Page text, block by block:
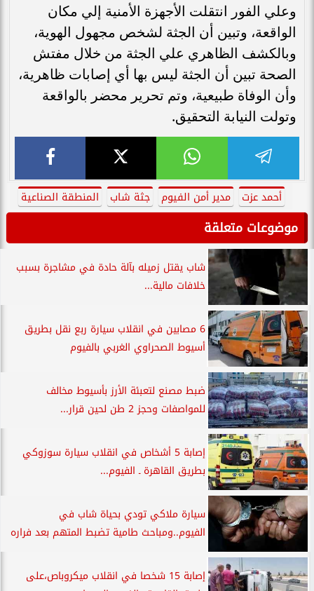
وعلي الفور انتقلت الأجهزة الأمنية إلي مكان
الواقعة، وتبين أن الجثة لشخص مجهول الهوية،
وبالكشف الظاهري علي الجثة من خلال مفتش
الصحة تبين أن الجثة ليس بها أي إصابات ظاهرية،
وأن الوفاة طبيعية، وتم تحرير محضر بالواقعة
وتولت النيابة التحقيق.
أحمد عزت مدير أمن الفيوم جثة شاب المنطقة الصناعية
موضوعات متعلقة
شاب يقتل زميله بآلة حادة في مشاجرة بسبب
خلافات مالية...
6 مصابين في انقلاب سيارة ربع نقل بطريق
أسيوط الصحراوي الغربي بالفيوم
ضبط مصنع لتعبئة الأرز بأسيوط مخالف
للمواصفات وحجز 2 طن لحين قرار...
إصابة 5 أشخاص في انقلاب سيارة سوزوكي
بطريق القاهرة ـ الفيوم...
سيارة ملاكي تودي بحياة شاب في
الفيوم..ومباحث طامية تضبط المتهم بعد فراره
إصابة 15 شخصا في انقلاب ميكروباص،على